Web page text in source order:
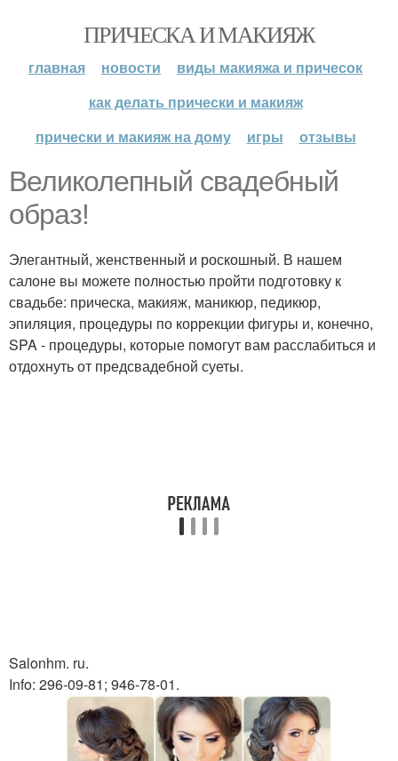
ПРИЧЕСКА И МАКИЯЖ
главная новости
виды макияжа и причесок
как делать прически и макияж
прически и макияж на дому
игры отзывы
Великолепный свадебный
образ!
Элегантный, женственный и роскошный. В нашем
салоне вы можете полностью пройти подготовку к
свадьбе: прическа, макияж, маникюр, педикюр,
эпиляция, процедуры по коррекции фигуры и, конечно,
SPA - процедуры, которые помогут вам расслабиться и
отдохнуть от предсвадебной суеты.
Salonhm. ru.
Info: 296-09-81; 946-78-01.